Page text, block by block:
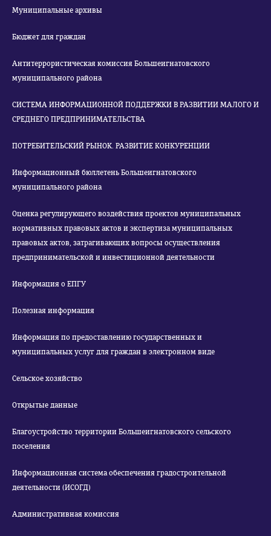
Муниципальные архивы
Бюджет для граждан
Антитеррористическая комиссия Большеигнатовского
муниципального района
СИСТЕМА ИНФОРМАЦИОННОЙ ПОДДЕРЖКИ В РАЗВИТИИ МАЛОГО И
СРЕДНЕГО ПРЕДПРИНИМАТЕЛЬСТВА
ПОТРЕБИТЕЛЬСКИЙ РЫНОК. РАЗВИТИЕ КОНКУРЕНЦИИ
Информационный бюллетень Большеигнатовского
муниципального района
Оценка регулирующего воздействия проектов муниципальных
нормативных правовых актов и экспертиза муниципальных
правовых актов, затрагивающих вопросы осуществления
предпринимательской и инвестиционной деятельности
Информация о ЕПГУ
Полезная информация
Информация по предоставлению государственных и
муниципальных услуг для граждан в электронном виде
Сельское хозяйство
Открытые данные
Благоустройство территории Большеигнатовского сельского
поселения
Информационная система обеспечения градостроительной
деятельности (ИСОГД)
Административная комиссия